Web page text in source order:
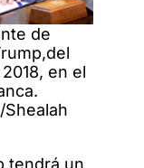
de
en el
Shealah
tendrá un